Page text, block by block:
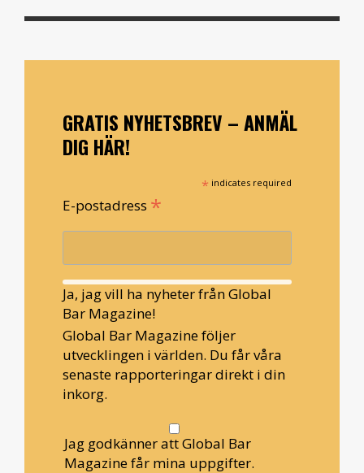
GRATIS NYHETSBREV – ANMÄL
DIG HÄR!
* indicates required
E-postadress *
Ja, jag vill ha nyheter från Global
Bar Magazine!
Global Bar Magazine följer
utvecklingen i världen. Du får våra
senaste rapporteringar direkt i din
inkorg.
Jag godkänner att Global Bar
Magazine får mina uppgifter.